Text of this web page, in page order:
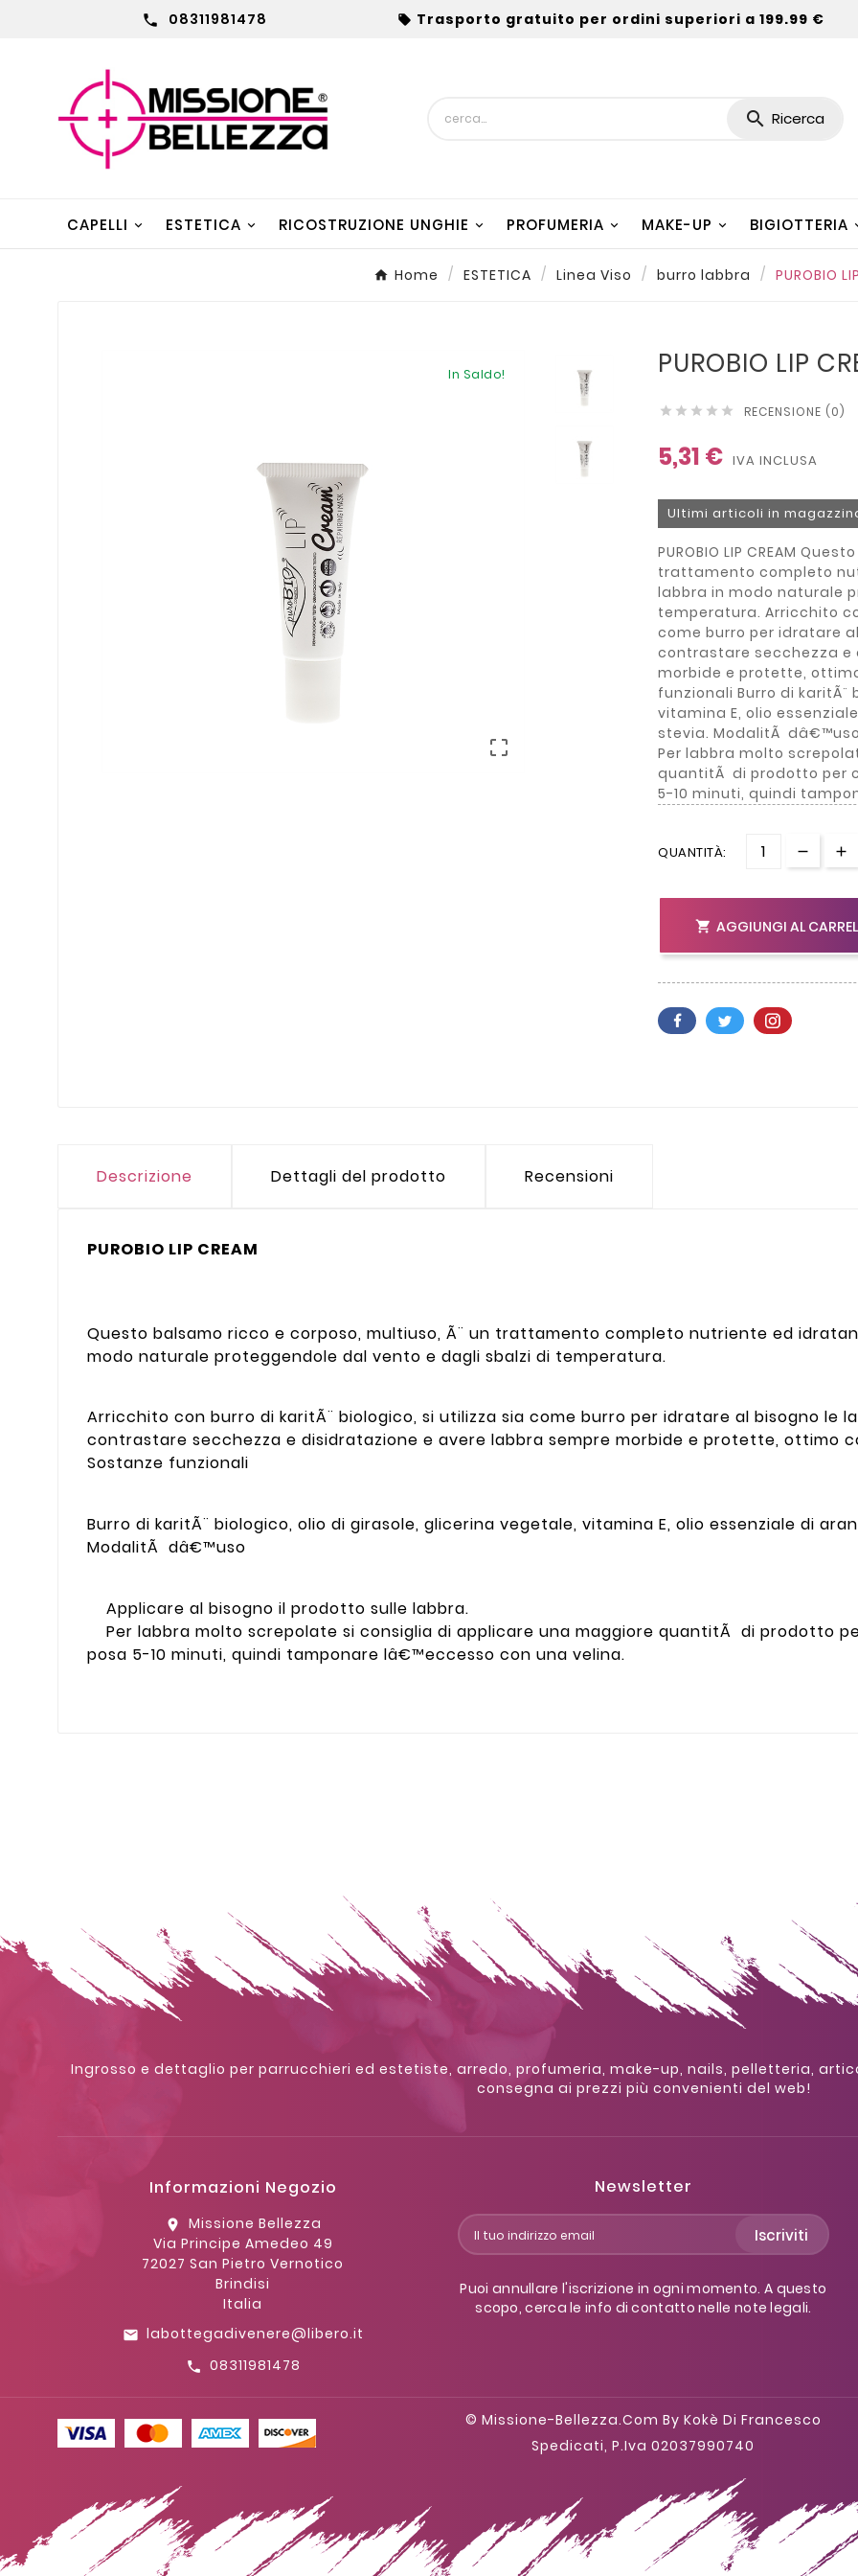
 08311981478  Trasporto gratuito per ordini superiori a 199.99 €
 Ricerca
CAPELLI ESTETICA RICOSTRUZIONE UNGHIE PROFUMERIA MAKE-UP BIGIOTTERIA
Home ESTETICA Linea Viso burro labbra PUROBIO
In Saldo!

PUROBIO LIP
     RECENSIONE (0)
5,31 € IVA INCLUSA
Ultimi articoli in
PUROBIO LIP CREAM
trattamento completo
labbra in modo naturale
temperatura. Arricchito
come burro per idratare
contrastare secchezza e
morbide e protette,
funzionali Burro di
vitamina E, olio
stevia. ModalitÃ
Per labbra molto
quantitÃ di prodotto per
5-10 minuti, quindi
QUANTITÀ:
 AGGIUNGI AL
Descrizione Dettagli del prodotto Recensioni
PUROBIO LIP CREAM
Questo balsamo ricco e corposo, multiuso, Ã¨ un trattamento completo nutriente ed
modo naturale proteggendole dal vento e dagli sbalzi di temperatura.
Arricchito con burro di karitÃ¨ biologico, si utilizza sia come burro per idratare al bisogno le
contrastare secchezza e disidratazione e avere labbra sempre morbide e protette, ottimo
Sostanze funzionali
Burro di karitÃ¨ biologico, olio di girasole, glicerina vegetale, vitamina E, olio essenziale di
ModalitÃ dâ€™uso
Applicare al bisogno il prodotto sulle labbra.
Per labbra molto screpolate si consiglia di applicare una maggiore quantitÃ di prodotto
posa 5-10 minuti, quindi tamponare lâ€™eccesso con una velina.
Ingrosso e dettaglio per parrucchieri ed estetiste, arredo, profumeria, make-up, nails, pelletteria,
consegna ai prezzi più convenienti del web!
Informazioni Negozio
location_on
Missione Bellezza
Via Principe Amedeo 49
72027 San Pietro Vernotico
Brindisi
Italia
email labottegadivenere@libero.it
call 08311981478
Newsletter
Iscriviti
Puoi annullare l'iscrizione in ogni momento. A questo
scopo, cerca le info di contatto nelle note legali.
© Missione-Bellezza.com By Kokè Di Francesco
Spedicati, P.iva 02037990740